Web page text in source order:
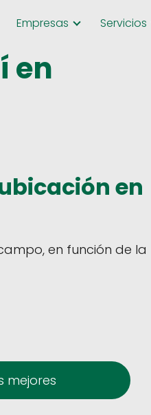
Empresas Servicios
en
en
en función de la
mejores